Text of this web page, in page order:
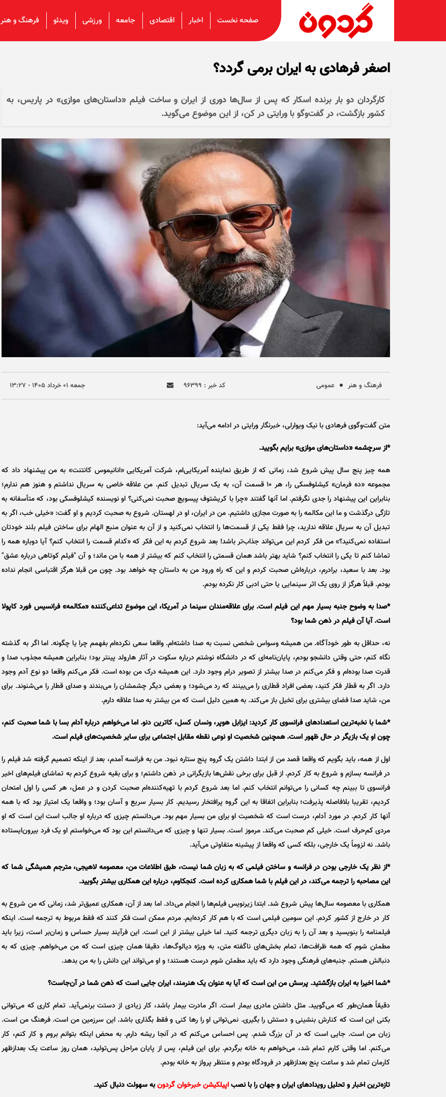
صفحه نخست اخبار اقتصادی جامعه ورزشی ویدئو فرهنگ و هنر
اصغر فرهادی به ایران برمی گردد؟
کارگردان دو بار برنده اسکار که پس از سال‌ها دوری از ایران و ساخت فیلم «داستان‌های موازی» در پاریس، به
کشور بازگشت، در گفت‌و‌گو با ورایتی در کن، از این موضوع می‌گوید.
فرهنگ و هنر عمومی کد خبر : ۹۶۳۹۹ جمعه ۰۱ خرداد ۱۴۰۵ - ۱۳:۲۷
متن گفت‌وگوی فرهادی با نیک ویوارلی، خبرنگار ورایتی در ادامه می‌آید:
*از سرچشمه «داستان‌های موازی» برایم بگویید.
همه چیز پنج سال پیش شروع شد، زمانی که از طریق نماینده آمریکایی‌ام، شرکت آمریکایی «انانیموس کانتنت» به من پیشنهاد داد که
مجموعه «ده فرمان» کیشلوفسکی را، هر ۱۰ قسمت آن، به یک سریال تبدیل کنم. من علاقه خاصی به سریال نداشتم و هنوز هم ندارم؛
بنابراین این پیشنهاد را جدی نگرفتم. اما آنها گفتند «چرا با کریشتوف پیسویچ صحبت نمی‌کنی؟ او نویسنده کیشلوفسکی بود، که متأسفانه به
تازگی درگذشت و ما این مکالمه را به صورت مجازی داشتیم. من در ایران، او در لهستان. شروع به صحبت کردیم و او گفت: «خیلی خب، اگر به
تبدیل آن به سریال علاقه ندارید، چرا فقط یکی از قسمت‌ها را انتخاب نمی‌کنید و از آن به عنوان منبع الهام برای ساختن فیلم بلند خودتان
استفاده نمی‌کنید؟» من فکر کردم این می‌تواند جذاب‌تر باشد! بعد شروع کردم به این فکر که «کدام قسمت را انتخاب کنم؟ آیا دوباره همه را
تماشا کنم تا یکی را انتخاب کنم؟ شاید بهتر باشد همان قسمتی را انتخاب کنم که بیشتر از همه با من ماند؛ و آن "فیلم کوتاهی درباره عشق"
بود. بعد با سعید، برادرم، درباره‌اش صحبت کردم و این که راه ورود من به داستان چه خواهد بود. چون من قبلا هرگز اقتباسی انجام نداده
بودم. قبلاً هرگز از روی یک اثر سینمایی یا حتی ادبی کار نکرده بودم.
*صدا به وضوح جنبه بسیار مهم این فیلم است. برای علاقه‌مندان سینما در آمریکا، این موضوع تداعی‌کننده «مکالمه» فرانسیس فورد کاپولا
است. آیا آن فیلم در ذهن شما بود؟
نه، حداقل به طور خودآگاه. من همیشه وسواس شخصی نسبت به صدا داشته‌ام. واقعا سعی نکرده‌ام بفهمم چرا یا چگونه. اما اگر به گذشته
نگاه کنم، حتی وقتی دانشجو بودم، پایان‌نامه‌ای که در دانشگاه نوشتم درباره سکوت در آثار هارولد پینتر بود؛ بنابراین همیشه مجذوب صدا و
قدرت صدا بوده‌ام و فکر می‌کنم در صدا بیشتر از تصویر درام وجود دارد. این همیشه درک من بوده است. فکر می‌کنم واقعا دو نوع آدم وجود
دارد. اگر به قطار فکر کنید، بعضی افراد قطاری را می‌بینند که رد می‌شود؛ و بعضی دیگر چشمشان را می‌بندند و صدای قطار را می‌شنوند. برای
من، شاید صدا فضای بیشتری برای تخیل باز می‌کند. به همین دلیل است که من بیشتر به صدا علاقه دارم.
*شما با نخبه‌ترین استعداد‌های فرانسوی کار کردید: ایزابل هوپر، ونسان کسل، کاترین دنو. اما می‌خواهم درباره آدام بسا با شما صحبت کنم،
چون او یک بازیگر در حال ظهور است. همچنین شخصیت او نوعی نقطه مقابل اجتماعی برای سایر شخصیت‌های فیلم است.
اول از همه، باید بگویم که واقعا قصد من از ابتدا داشتن یک گروه پنج ستاره نبود. من به فرانسه آمدم، بعد از اینکه تصمیم گرفته شد فیلم را
در فرانسه بسازم و شروع به کار کردم. از قبل برای برخی نقش‌ها بازیگرانی در ذهن داشتم؛ و برای بقیه شروع کردم به تماشای فیلم‌های اخیر
فرانسوی تا ببینم چه کسانی را می‌توانم انتخاب کنم. اما بعد شروع کردم با تهیه‌کننده‌ام صحبت کردن و در عمل، هر کسی را اول امتحان
کردیم، تقریبا بلافاصله پذیرفت؛ بنابراین اتفاقا به این گروه پرافتخار رسیدیم. کار بسیار سریع و آسان بود؛ و واقعا یک امتیاز بود که با همه
آنها کار کردم. در مورد آدام، درست است که شخصیت او برای من بسیار مهم بود. می‌دانستم چیزی که درباره او جالب است این است که او
مردی کم‌حرف است. خیلی کم صحبت می‌کند. مرموز است. بسیار تنها و چیزی که می‌دانستم این بود که می‌خواستم او یک فرد بیرون‌ایستاده
باشد. نه لزوماً یک خارجی، بلکه کسی که واقعا از پیشینه متفاوتی می‌آید.
*از نظر یک خارجی بودن در فرانسه و ساختن فیلمی که به زبان شما نیست، طبق اطلاعات من، معصومه لاهیجی، مترجم همیشگی شما که
این مصاحبه را ترجمه می‌کند، در این فیلم با شما همکاری کرده است. کنجکاوم، درباره این همکاری بیشتر بگویید.
همکاری با معصومه سال‌ها پیش شروع شد. ابتدا زیرنویس فیلم‌ها را انجام می‌داد. اما بعد از آن، همکاری عمیق‌تر شد، زمانی که من شروع به
کار در خارج از کشور کردم. این سومین فیلمی است که با هم کار کرده‌ایم. مردم ممکن است فکر کنند که فقط مربوط به ترجمه است. اینکه
فیلمنامه را بنویسید و بعد آن را به زبان دیگری ترجمه کنید. اما خیلی بیشتر از این است. این فرآیند بسیار حساس و زمان‌بر است، زیرا باید
مطمئن شوم که همه ظرافت‌ها، تمام بخش‌های ناگفته متن، به ویژه دیالوگ‌ها، دقیقا همان چیزی است که من می‌خواهم. چیزی که به
دنبالش هستم. جنبه‌های فرهنگی وجود دارد که باید مطمئن شوم درست هستند؛ و او می‌تواند این دانش را به من بدهد.
*شما اخیرا به ایران بازگشتید. پرسش من این است که آیا به عنوان یک هنرمند، ایران جایی است که ذهن شما در آن‌جاست؟
دقیقاً همان‌طور که می‌گویید. مثل داشتن مادری بیمار است. اگر مادرت بیمار باشد، کار زیادی از دستت برنمی‌آید. تمام کاری که می‌توانی
بکنی این است که کنارش بنشینی و دستش را بگیری. نمی‌توانی او را رها کنی و فقط بگذاری باشد. این سرزمین من است. فرهنگ من است.
زبان من است. جایی است که در آن بزرگ شدم. پس احساس می‌کنم که در آنجا ریشه دارم. به محض اینکه بتوانم بروم و کار کنم، کار
می‌کنم. اما وقتی کارم تمام شد، می‌خواهم به خانه برگردم. برای این فیلم، پس از پایان مراحل پس‌تولید، همان روز ساعت یک بعدازظهر
کارمان تمام شد و ساعت پنج بعدازظهر در فرودگاه بودم و منتظر پرواز به خانه بودم.
تازه‌ترین اخبار و تحلیل‌ رویدادهای ایران و جهان را با نصباپیلکیشن خبرخوان گردونبه سهولت دنبال کنید.